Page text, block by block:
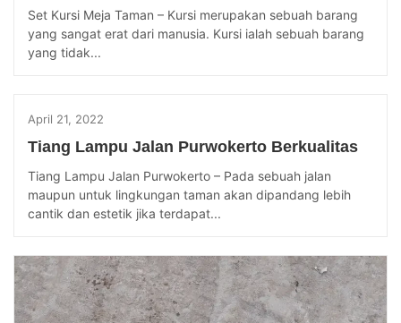
Set Kursi Meja Taman – Kursi merupakan sebuah barang
yang sangat erat dari manusia. Kursi ialah sebuah barang
yang tidak...
April 21, 2022
Tiang Lampu Jalan Purwokerto Berkualitas
Tiang Lampu Jalan Purwokerto – Pada sebuah jalan
maupun untuk lingkungan taman akan dipandang lebih
cantik dan estetik jika terdapat...